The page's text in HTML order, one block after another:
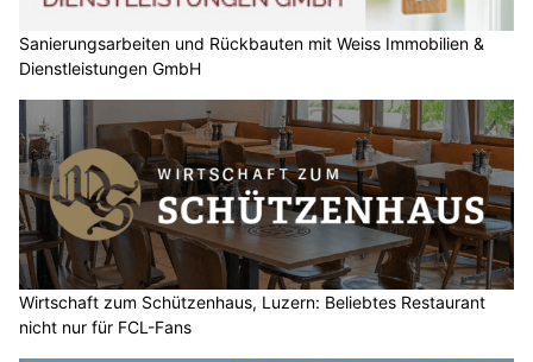
Dienstleistungen GmbH
Wirtschaft zum Schützenhaus, Luzern: Beliebtes Restaurant
nicht nur für FCL-Fans